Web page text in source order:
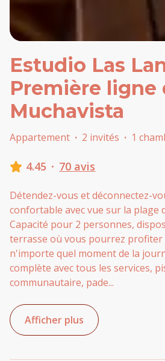
Estudio Las
Première ligne
Muchavista
Appartement · 2 invités · 1
4.45 · 70 avis
Détendez-vous et déconnectez-
confortable avec vue sur la plage
Capacité pour 2 personnes,
terrasse où vous pourrez profiter
n'importe quel moment de la
complète avec tous les services,
communautaire, pade...
Afficher plus